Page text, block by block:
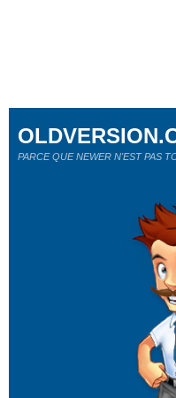
PARCE QUE NEWER N'EST PAS